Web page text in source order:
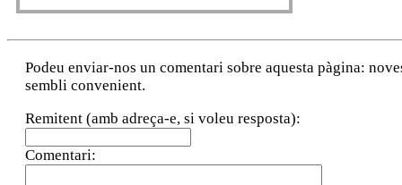
Podeu enviar-nos un comentari sobre aquesta pàgina:
sembli convenient.
Remitent (amb adreça-e, si voleu resposta):
Comentari: